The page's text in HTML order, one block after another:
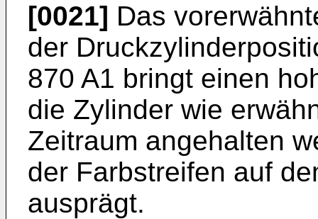
[0021] Das
der
870 A1 bringt einen
die Zylinder wie
Zeitraum angehalten
der Farbstreifen auf
ausprägt.